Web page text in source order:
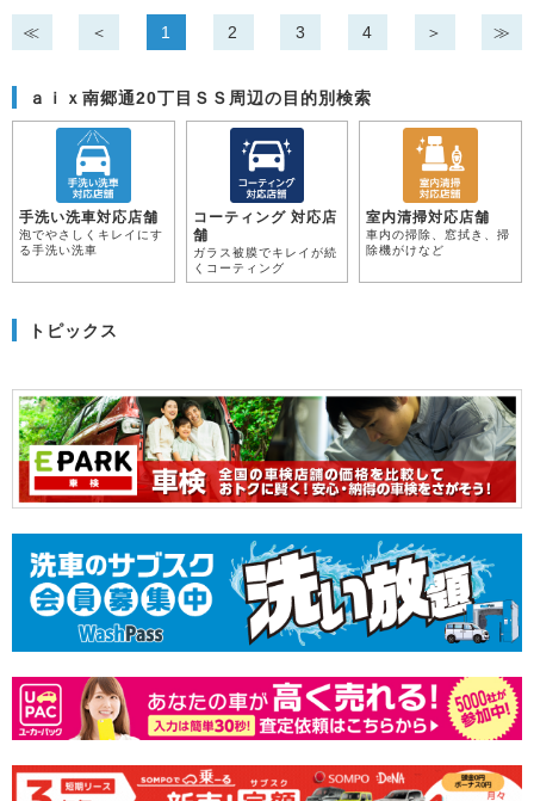
≪ ＜ 1 2 3 4 ＞ ≫
ａｉｘ南郷通20丁目ＳＳ周辺の目的別検索
手洗い洗車対応店舗
泡でやさしくキレイにす
る手洗い洗車
コーティング 対応店
舗
ガラス被膜でキレイが続
くコーティング
室内清掃対応店舗
車内の掃除、窓拭き、掃
除機がけなど
トピックス